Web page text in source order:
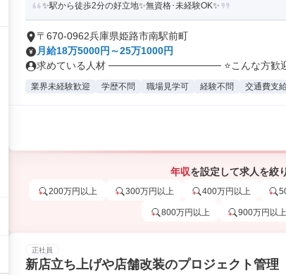
✨駅から徒歩2分の好立地✨無資格･未経験OK✨
〒670-0962兵庫県姫路市南駅前町
月給18万5000円～25万1000円
求めている人材 ──────────────── ⭐こんな方歓迎
業界未経験歓迎 学歴不問 職場見学可 経験不問 交通費支
年収を設定して求人を絞
200万円以上 300万円以上 400万円以上
800万円以上 900万円以上
正社員
新店立ち上げや店舗改装のプロジェクト管理